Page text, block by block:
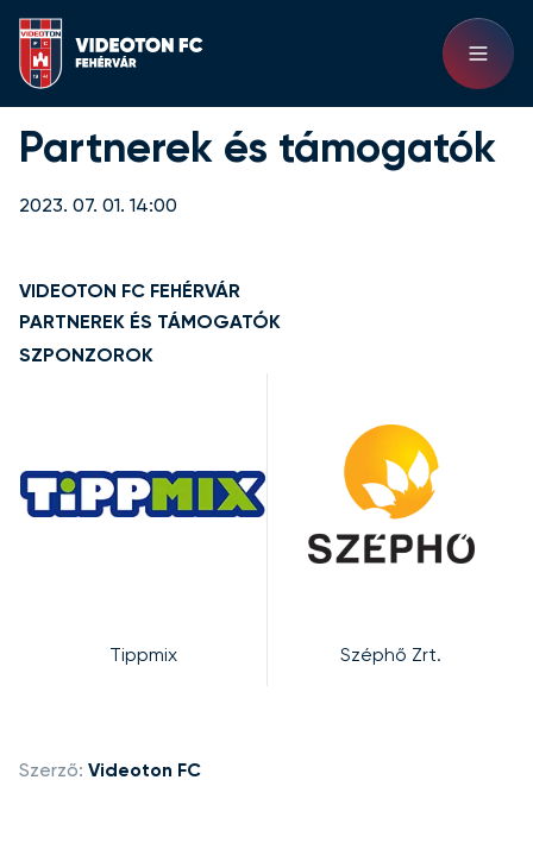
Partnerek és támogatók
2023. 07. 01. 14:00
VIDEOTON FC FEHÉRVÁR
PARTNEREK ÉS TÁMOGATÓK
SZPONZOROK
Tippmix Széphő Zrt.
Szerző: Videoton FC